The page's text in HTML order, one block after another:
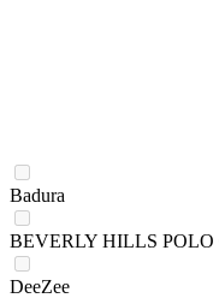
Badura
BEVERLY HILLS POLO
DeeZee